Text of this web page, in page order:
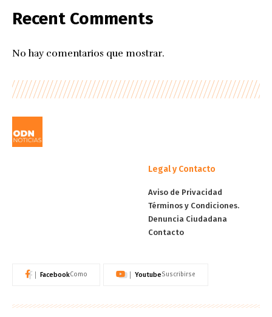
Recent Comments
No hay comentarios que mostrar.
Legal y Contacto
Aviso de Privacidad
Términos y Condiciones.
Denuncia Ciudadana
Contacto
FacebookComo YoutubeSuscribirse